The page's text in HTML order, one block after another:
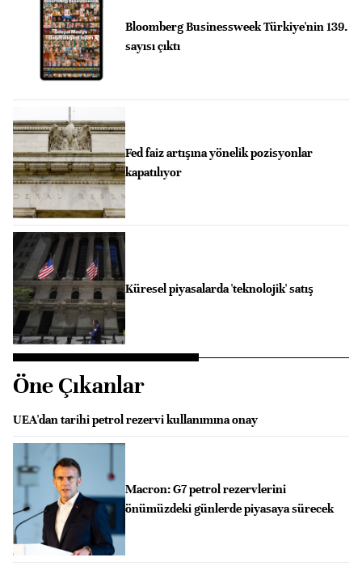
Bloomberg Businessweek Türkiye'nin 139.
sayısı çıktı
Fed faiz artışına yönelik pozisyonlar
kapatılıyor
Küresel piyasalarda 'teknolojik' satış
Öne Çıkanlar
UEA'dan tarihi petrol rezervi kullanımına onay
Macron: G7 petrol rezervlerini
önümüzdeki günlerde piyasaya sürecek